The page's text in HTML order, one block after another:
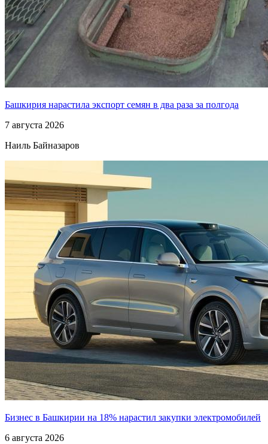
Башкирия нарастила экспорт семян в два раза за полгода
7 августа 2026
Наиль Байназаров
Бизнес в Башкирии на 18% нарастил закупки электромобилей
6 августа 2026